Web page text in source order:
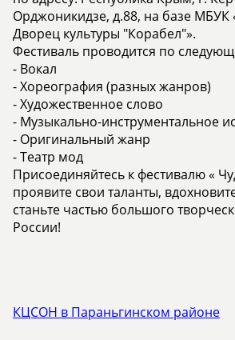
Орджоникидзе, д.88, на базе МБУК
Дворец культуры "Корабел"».
Фестиваль проводится по
- Вокал
- Хореография (разных жанров)
- Художественное слово
- Музыкально-инструментальное
- Оригинальный жанр
- Театр мод
Присоединяйтесь к фестивалю «
проявите свои таланты,
станьте частью большого
России!
КЦСОН в Параньгинском районе